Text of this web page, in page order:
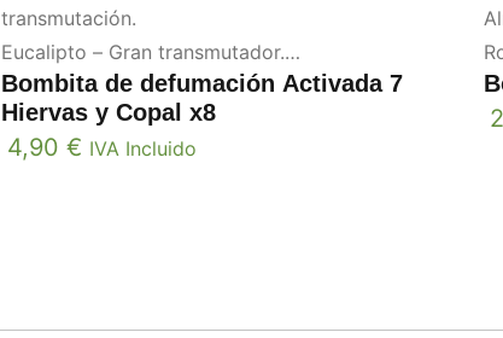
transmutación.
Eucalipto – Gran transmutador.
Mirra- Limpieza y claridad.
Romero – Conexión.
Ruda – Protección.
Bombita de defumación Activada 7
Hiervas y Copal x8
4,90 € IVA Incluido